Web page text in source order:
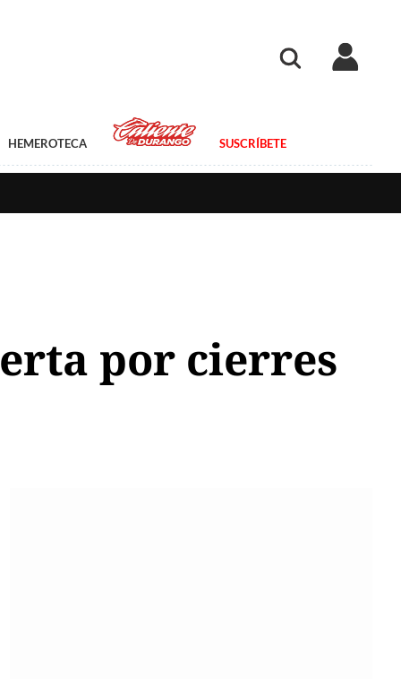
HEMEROTECA SUSCRÍBETE
por cierres